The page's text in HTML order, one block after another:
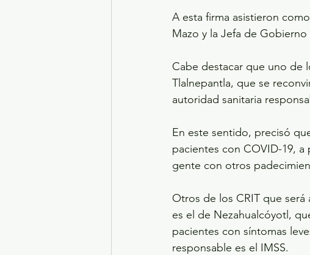
A esta firma asistieron
Mazo y la Jefa de
Cabe destacar que uno de
Tlalnepantla, que se
autoridad sanitaria
En este sentido, precisó
pacientes con COVID-19,
gente con otros
Otros de los CRIT que
es el de Nezahualcóyotl,
pacientes con síntomas
responsable es el IMSS.